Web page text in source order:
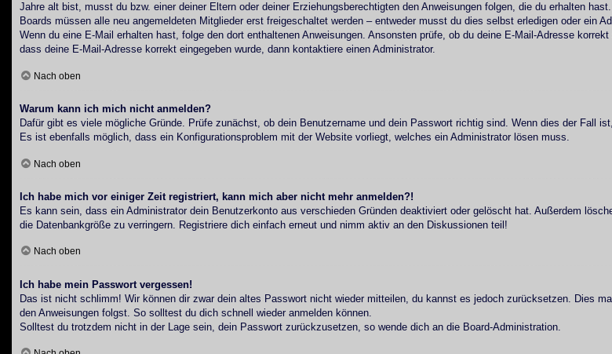
Jahre alt bist, musst du bzw. einer deiner Eltern oder deiner Erziehungsberechtigten den Anweisungen folgen, die du erhalten
Boards müssen alle neu angemeldeten Mitglieder erst freigeschaltet werden – entweder musst du dies selbst erledigen oder ein
Wenn du eine E-Mail erhalten hast, folge den dort enthaltenen Anweisungen. Ansonsten prüfe, ob du deine E-Mail-Adresse
dass deine E-Mail-Adresse korrekt eingegeben wurde, dann kontaktiere einen Administrator.
Nach oben
Warum kann ich mich nicht anmelden?
Dafür gibt es viele mögliche Gründe. Prüfe zunächst, ob dein Benutzername und dein Passwort richtig sind. Wenn dies der Fall
Es ist ebenfalls möglich, dass ein Konfigurationsproblem mit der Website vorliegt, welches ein Administrator lösen muss.
Nach oben
Ich habe mich vor einiger Zeit registriert, kann mich aber nicht mehr anmelden?!
Es kann sein, dass ein Administrator dein Benutzerkonto aus verschieden Gründen deaktiviert oder gelöscht hat. Außerdem
die Datenbankgröße zu verringern. Registriere dich einfach erneut und nimm aktiv an den Diskussionen teil!
Nach oben
Ich habe mein Passwort vergessen!
Das ist nicht schlimm! Wir können dir zwar dein altes Passwort nicht wieder mitteilen, du kannst es jedoch zurücksetzen. Dies
den Anweisungen folgst. So solltest du dich schnell wieder anmelden können.
Solltest du trotzdem nicht in der Lage sein, dein Passwort zurückzusetzen, so wende dich an die Board-Administration.